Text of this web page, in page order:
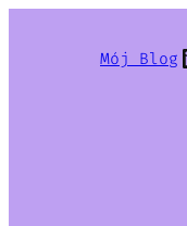
Mój Blog